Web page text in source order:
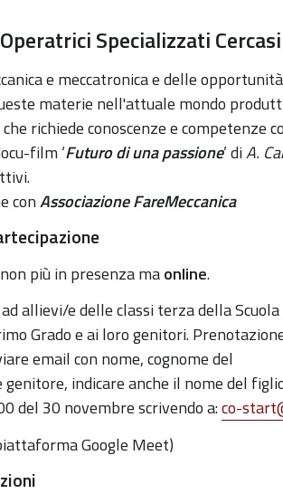
events/
Specializzati Cercasi
e meccatronica e delle
materie nell'attuale mondo
richiede conoscenze e competenze
film ‘Futuro di una passione’ diA.
conAssociazione FareMeccanica
più in presenza maonline.
allievi/e delle classi terza della Scuola
Grado e ai loro genitori.
email con nome, cognome del
indicare anche il nome del
del 30 novembre scrivendo a:co-
Google Meet)